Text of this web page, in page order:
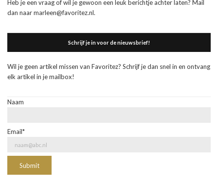
Heb je een vraag of wil je gewoon een leuk berichtje achter laten? Mail
dan naar marleen@favoritez.nl.
Schrijf je in voor de nieuwsbrief!
Wil je geen artikel missen van Favoritez? Schrijf je dan snel in en ontvang
elk artikel in je mailbox!
Naam
Email*